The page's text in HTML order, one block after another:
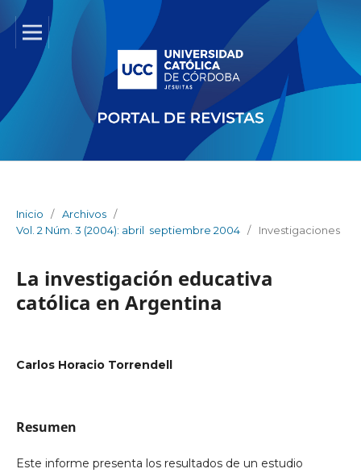
Inicio / Archivos /
Vol. 2 Núm. 3 (2004): abril  septiembre 2004 / Investigaciones
La investigación educativa
católica en Argentina
Carlos Horacio Torrendell
Resumen
Este informe presenta los resultados de un estudio